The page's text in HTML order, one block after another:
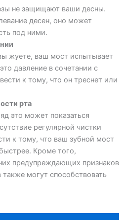
не защищают ваши десны.
десен, оно может
под ними.
жуете, ваш мост испытывает
давление в сочетании с
к тому, что он треснет или
рта
это может показаться
регулярной чистки
к тому, что ваш зубной мост
Кроме того,
предупреждающих признаков
могут способствовать